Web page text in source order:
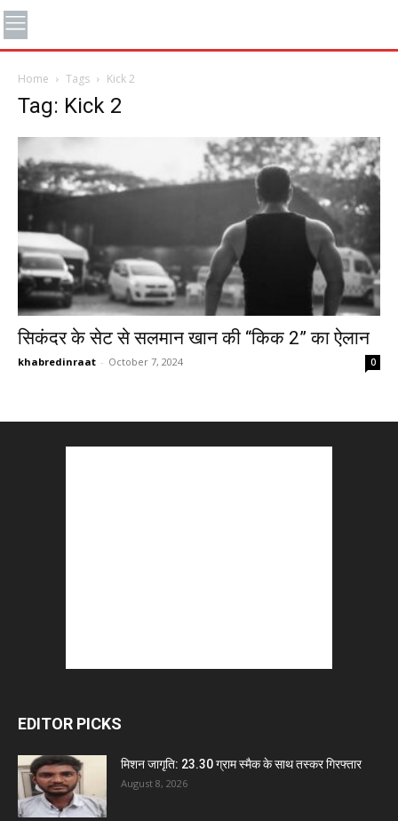
Home Tags Kick 2
Tag: Kick 2
सिकंदर के सेट से सलमान खान की “किक 2” का ऐलान
khabredinraat - October 7, 2024 0
EDITOR PICKS
मिशन जागृति: 23.30 ग्राम स्मैक के साथ तस्कर गिरफ्तार
August 8, 2026